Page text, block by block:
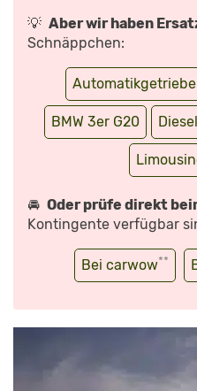
💡 Aber wir haben
Schnäppchen:
Automatikgetriebe
BMW 3er G20 Diesel
🚘 Oder prüfe direkt
Kontingente verfügbar
Bei carwow**